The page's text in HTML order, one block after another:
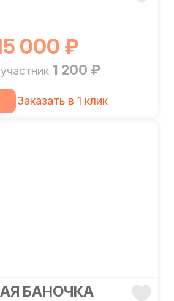
000 ₽
1 200 ₽
Заказать в 1 клик
БАНОЧКА